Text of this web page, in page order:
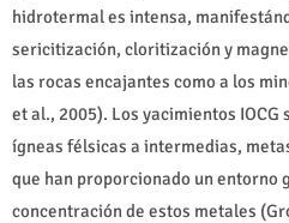
hidrotermal es intensa,
sericitización, cloritización y
las rocas encajantes como a los
et al., 2005). Los yacimientos
ígneas félsicas a intermedias,
que han proporcionado un entorno
concentración de estos metales